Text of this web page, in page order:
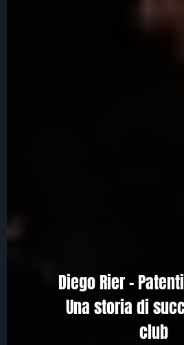
Diego Rier –
Una storia di
club